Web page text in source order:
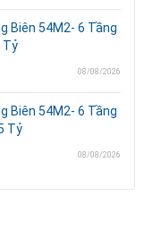
Biên 54M2- 6 Tầng
Tỷ
08/08/2026
Biên 54M2- 6 Tầng
Tỷ
08/08/2026